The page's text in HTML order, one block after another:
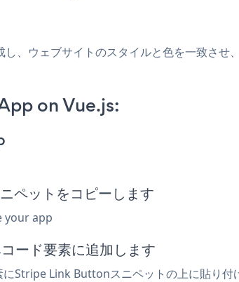
、ウェブサイトのスタイルと色を一致さ
on Vue.js:
ットをコピーします
your app
ード要素に追加します
Stripe Link Buttonスニペットの上に貼り